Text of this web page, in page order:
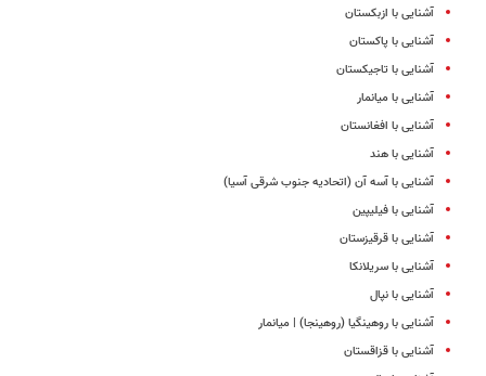
آشنایی با ازبکستان
آشنایی با پاکستان
آشنایی با تاجیکستان
آشنایی با میانمار
آشنایی با افغانستان
آشنایی با هند
آشنایی با آسه ‌آن (اتحادیه جنوب شرقی آسیا)
آشنایی با فیلیپین
آشنایی با قرقیزستان
آشنایی با سریلانکا
آشنایی با نپال
آشنایی با روهینگیا (روهینجا) | میانمار
آشنایی با قزاقستان